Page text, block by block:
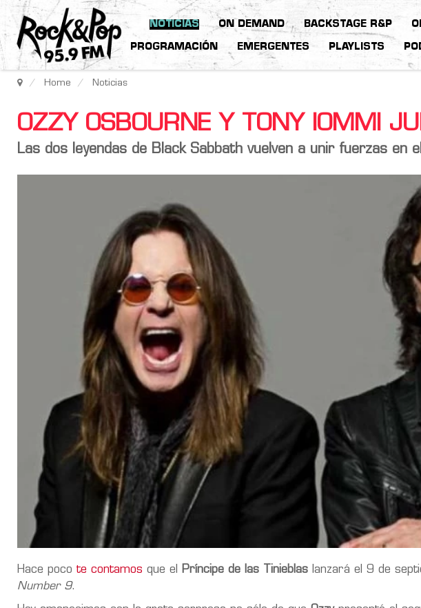
NOTICIAS ON DEMAND BACKSTAGE R&P
PROGRAMACIÓN EMERGENTES PLAYLISTS
Home Noticias
OZZY OSBOURNE Y TONY IOMMI
Las dos leyendas de Black Sabbath vuelven a unir fuerzas en
Hace poco te contamos que el Príncipe de las Tinieblas lanzará el 9 de
Number 9.